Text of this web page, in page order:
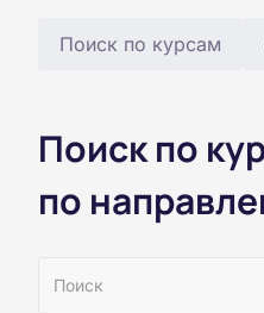
Поиск по курсам
Поиск по
по